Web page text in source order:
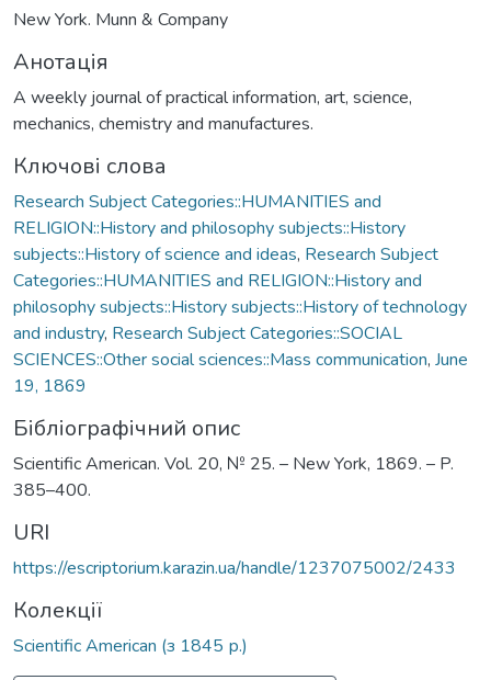
New York. Munn & Company
Анотація
A weekly journal of practical information, art, science,
mechanics, chemistry and manufactures.
Ключові слова
Research Subject Categories::HUMANITIES and
RELIGION::History and philosophy subjects::History
subjects::History of science and ideas, Research Subject
Categories::HUMANITIES and RELIGION::History and
philosophy subjects::History subjects::History of technology
and industry, Research Subject Categories::SOCIAL
SCIENCES::Other social sciences::Mass communication, June
19, 1869
Бібліографічний опис
Scientific American. Vol. 20, № 25. – New York, 1869. – P.
385–400.
URI
https://escriptorium.karazin.ua/handle/1237075002/2433
Колекції
Scientific American (з 1845 р.)